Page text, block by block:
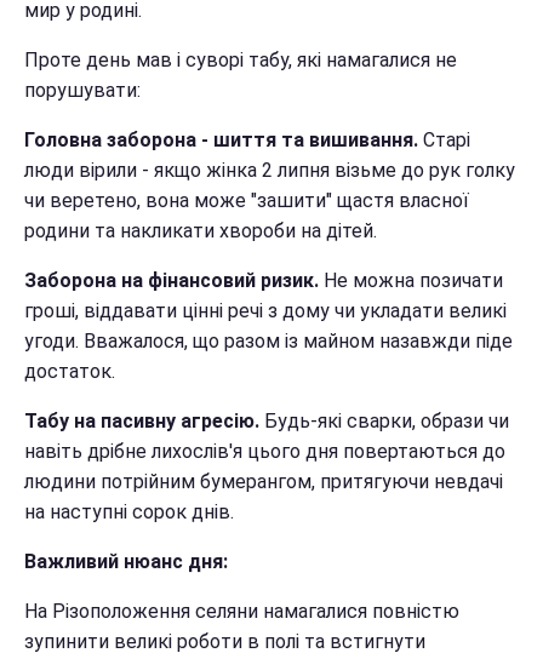
мир у родині.
Проте день мав і суворі табу, які намагалися не
порушувати:
Головна заборона - шиття та вишивання. Старі
люди вірили - якщо жінка 2 липня візьме до рук голку
чи веретено, вона може "зашити" щастя власної
родини та накликати хвороби на дітей.
Заборона на фінансовий ризик. Не можна позичати
гроші, віддавати цінні речі з дому чи укладати великі
угоди. Вважалося, що разом із майном назавжди піде
достаток.
Табу на пасивну агресію. Будь-які сварки, образи чи
навіть дрібне лихослів'я цього дня повертаються до
людини потрійним бумерангом, притягуючи невдачі
на наступні сорок днів.
Важливий нюанс дня:
На Різоположення селяни намагалися повністю
зупинити великі роботи в полі та встигнути